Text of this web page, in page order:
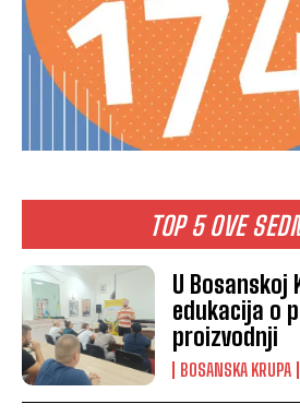
TOP 5 OVE
U Bosanskoj
edukacija o
proizvodnji
BOSANSKA KRUPA